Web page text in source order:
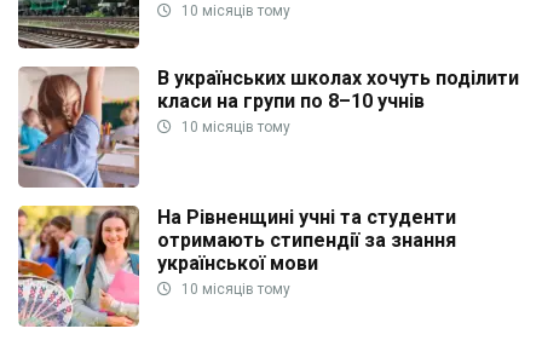
10 місяців тому
В українських школах хочуть поділити
класи на групи по 8–10 учнів
10 місяців тому
На Рівненщині учні та студенти
отримають стипендії за знання
української мови
10 місяців тому